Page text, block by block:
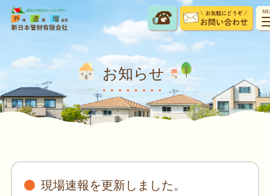
お知らせ
現場速報を更新しました。